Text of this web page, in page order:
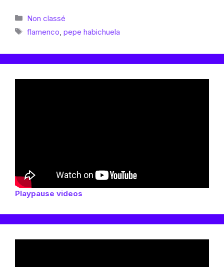
Catégories
Non classé
Étiquettes
flamenco pepe habichuela
Playpause videos